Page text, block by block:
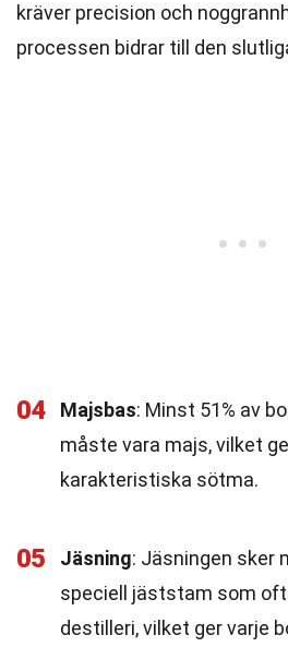
kräver precision och
processen bidrar till den
04 Majsbas: Minst 51% av
måste vara majs, vilket
karakteristiska sötma.
05 Jäsning: Jäsningen sker
speciell jäststam som
destilleri, vilket ger varje